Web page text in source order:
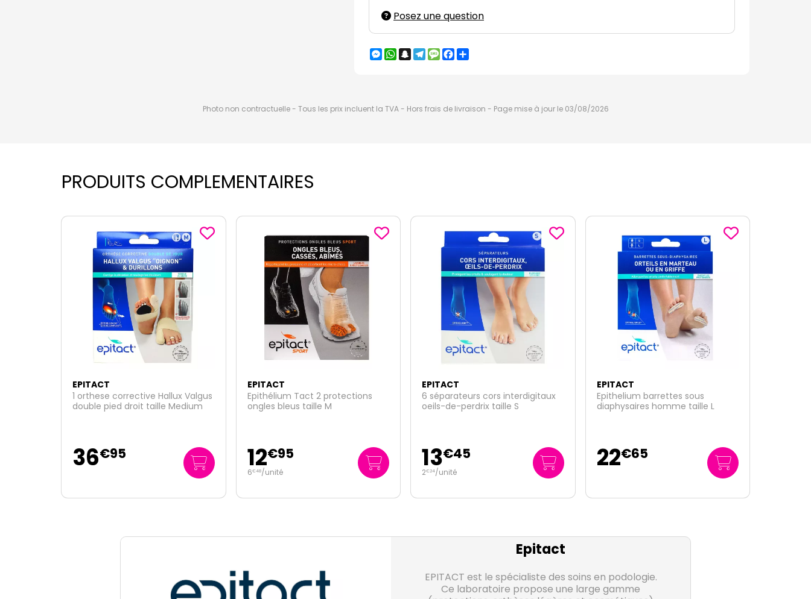
Posez une question
Messenger
WhatsApp
Snapchat
Telegram
MessageFacebook
Photo non contractuelle - Tous les prix incluent la TVA - Hors frais de livraison - Page mise à jour le 03/08/2026
PRODUITS COMPLEMENTAIRES
EPITACT
Epithélium Tact 2 protections
ongles bleus taille M
12€95
EPITACT
6 séparateurs cors interdigitaux
oeils-de-perdrix taille S
13€45
2€24/unité
EPITACT
Epithelium barrettes sous
diaphysaires homme taille L
22€65
EPITACT
Hallux Valgus (oignon pied) jour -
Small
26€90
Epitact
EPITACT est le spécialiste des soins en podologie.
Ce laboratoire propose une large gamme